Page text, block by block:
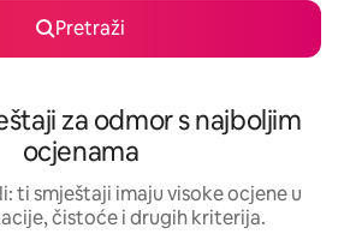
Pretraži
za odmor s najboljim
ocjenama
ti smještaji imaju visoke ocjene u
čistoće i drugih kriterija.